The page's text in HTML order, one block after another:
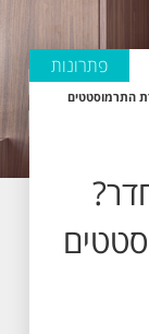
התרמוסטטים
פתרונות